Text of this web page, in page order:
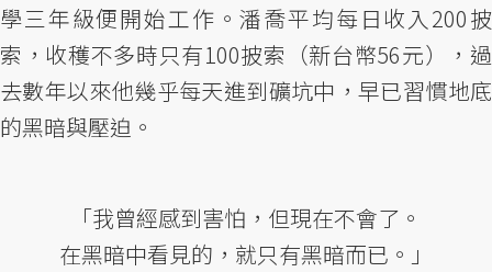
學三年級便開始工作。潘喬平均每日收入200披
索，收穫不多時只有100披索（新台幣56元），過
去數年以來他幾乎每天進到礦坑中，早已習慣地底
的黑暗與壓迫。
「我曾經感到害怕，但現在不會了。
在黑暗中看見的，就只有黑暗而已。」